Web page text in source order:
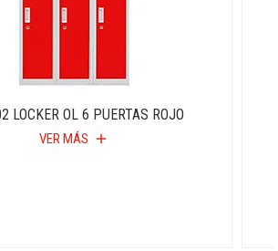
LOCKER OL 6 PUERTAS ROJO
VER MÁS add